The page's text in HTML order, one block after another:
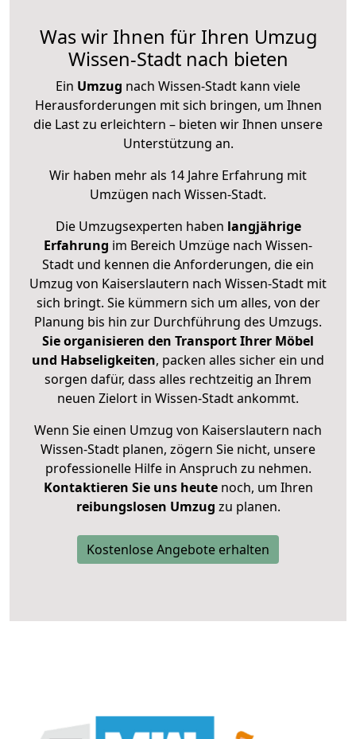
Was wir Ihnen für Ihren Umzug
Wissen-Stadt nach bieten
Ein Umzug nach Wissen-Stadt kann viele
Herausforderungen mit sich bringen, um Ihnen
die Last zu erleichtern – bieten wir Ihnen unsere
Unterstützung an.
Wir haben mehr als 14 Jahre Erfahrung mit
Umzügen nach Wissen-Stadt.
Die Umzugsexperten haben langjährige
Erfahrung im Bereich Umzüge nach Wissen-
Stadt und kennen die Anforderungen, die ein
Umzug von Kaiserslautern nach Wissen-Stadt mit
sich bringt. Sie kümmern sich um alles, von der
Planung bis hin zur Durchführung des Umzugs.
Sie organisieren den Transport Ihrer Möbel
und Habseligkeiten, packen alles sicher ein und
sorgen dafür, dass alles rechtzeitig an Ihrem
neuen Zielort in Wissen-Stadt ankommt.
Wenn Sie einen Umzug von Kaiserslautern nach
Wissen-Stadt planen, zögern Sie nicht, unsere
professionelle Hilfe in Anspruch zu nehmen.
Kontaktieren Sie uns heutenoch, um Ihren
reibungslosen Umzug zu planen.
Kostenlose Angebote erhalten